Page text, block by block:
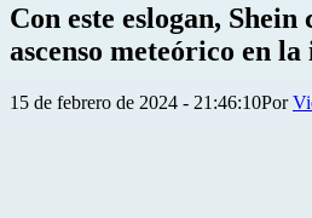
Con este eslogan, Shein
ascenso meteórico en
Publicada
15 de febrero de 2024 - 21:46:10Por